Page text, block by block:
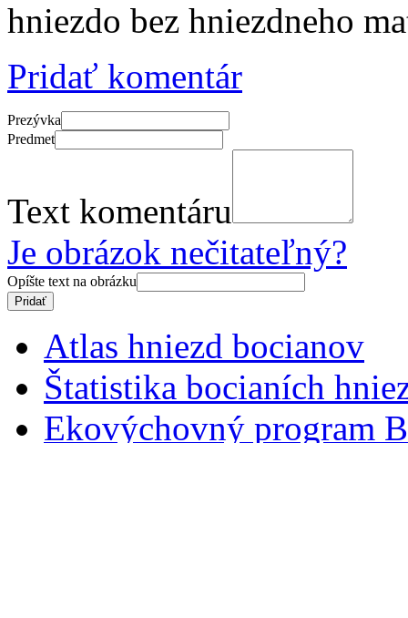
hniezdo bez hniezdneho
Pridať komentár
Prezývka
Predmet
Text komentáru
Je obrázok nečitateľný?
Opíšte text na obrázku
Atlas hniezd bocianov
Štatistika bocianích
Ekovýchovný program